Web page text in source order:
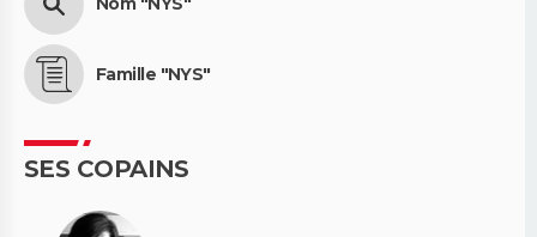
Famille "NYS"
SES COPAINS